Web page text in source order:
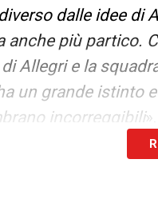
dalle idee di
anche più partico.
Allegri e la
un grande istinto
incorreggibili».
la possibilità di